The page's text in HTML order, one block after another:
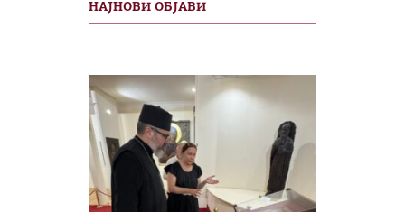
НАЈНОВИ ОБЈАВИ